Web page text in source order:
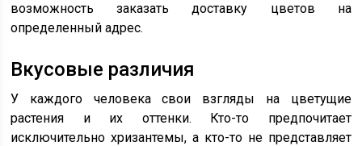
возможность заказать доставку цветов на
определенный адрес.
Вкусовые различия
У каждого человека свои взгляды на цветущие
растения и их оттенки. Кто-то предпочитает
исключительно хризантемы, а кто-то не представляет